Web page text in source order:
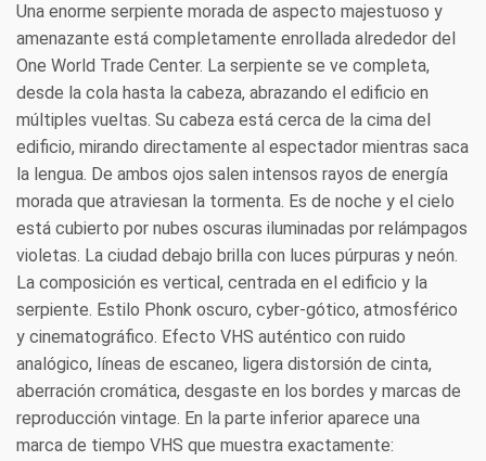
Una enorme serpiente morada de aspecto majestuoso y
amenazante está completamente enrollada alrededor del
One World Trade Center. La serpiente se ve completa,
desde la cola hasta la cabeza, abrazando el edificio en
múltiples vueltas. Su cabeza está cerca de la cima del
edificio, mirando directamente al espectador mientras saca
la lengua. De ambos ojos salen intensos rayos de energía
morada que atraviesan la tormenta. Es de noche y el cielo
está cubierto por nubes oscuras iluminadas por relámpagos
violetas. La ciudad debajo brilla con luces púrpuras y neón.
La composición es vertical, centrada en el edificio y la
serpiente. Estilo Phonk oscuro, cyber-gótico, atmosférico
y cinematográfico. Efecto VHS auténtico con ruido
analógico, líneas de escaneo, ligera distorsión de cinta,
aberración cromática, desgaste en los bordes y marcas de
reproducción vintage. En la parte inferior aparece una
marca de tiempo VHS que muestra exactamente: